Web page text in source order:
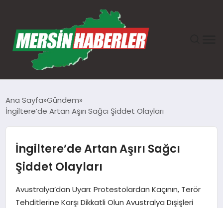
GÜNDEM
EKONOMI
SAĞLIK
TEKNOLOJI
Ana Sayfa Gündem
İngiltere’de Artan Aşırı Sağcı Şiddet Olayları
İngiltere’de Artan Aşırı Sağcı
Şiddet Olayları
Avustralya’dan Uyarı: Protestolardan Kaçının, Terör
Tehditlerine Karşı Dikkatli Olun Avustralya Dışişleri